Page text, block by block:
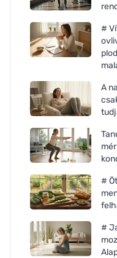
#
A
#
#